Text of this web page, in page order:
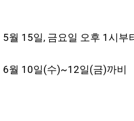
5월 15일, 금요일 오후 1시부
6월 10일(수)~12일(금)까비